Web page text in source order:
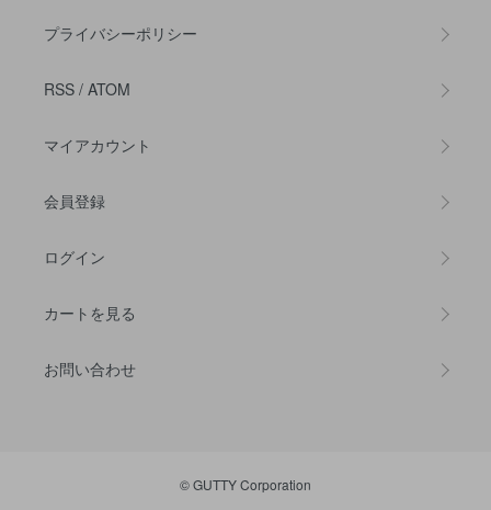
プライバシーポリシー
RSS / ATOM
マイアカウント
会員登録
ログイン
カートを見る
お問い合わせ
© GUTTY Corporation